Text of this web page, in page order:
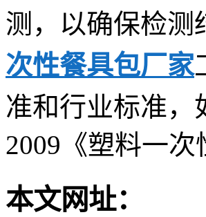
测，以确保检测
次性餐具包厂家
准和行业标准，
2009《塑料一
本文网址：